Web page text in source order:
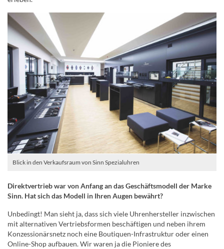
Blick in den Verkaufsraum von Sinn Spezialuhren
Direktvertrieb war von Anfang an das Geschäftsmodell der Marke
Sinn. Hat sich das Modell in Ihren Augen bewährt?
Unbedingt! Man sieht ja, dass sich viele Uhrenhersteller inzwischen
mit alternativen Vertriebsformen beschäftigen und neben ihrem
Konzessionärsnetz noch eine Boutiquen-Infrastruktur oder einen
Online-Shop aufbauen. Wir waren ja die Pioniere des